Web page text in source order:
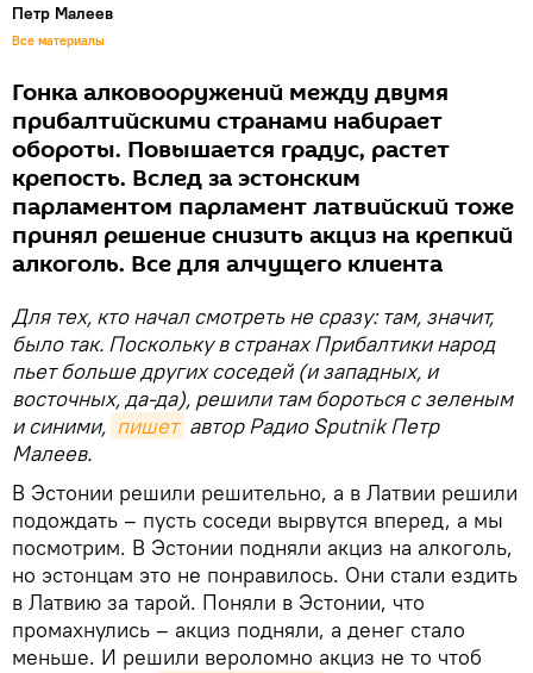
Петр Малеев
Все материалы
Гонка алковооружений между двумя
прибалтийскими странами набирает
обороты. Повышается градус, растет
крепость. Вслед за эстонским
парламентом парламент латвийский тоже
принял решение снизить акциз на крепкий
алкоголь. Все для алчущего клиента
Для тех, кто начал смотреть не сразу: там, значит,
было так. Поскольку в странах Прибалтики народ
пьет больше других соседей (и западных, и
восточных, да-да), решили там бороться с зеленым
и синими, пишет автор Радио Sputnik Петр
Малеев.
В Эстонии решили решительно, а в Латвии решили
подождать – пусть соседи вырвутся вперед, а мы
посмотрим. В Эстонии подняли акциз на алкоголь,
но эстонцам это не понравилось. Они стали ездить
в Латвию за тарой. Поняли в Эстонии, что
промахнулись – акциз подняли, а денег стало
меньше. И решили вероломно акциз не то чтоб